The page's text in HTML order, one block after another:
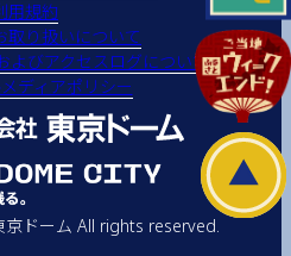
用規約
取り扱いについて
よびアクセスログについて
ディアポリシー
ドーム All rights reserved.